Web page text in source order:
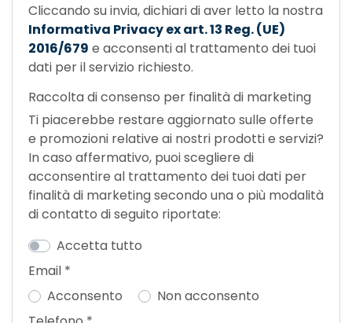
Cliccando su invia, dichiari di aver letto la nostra
Informativa Privacy ex art. 13 Reg. (UE)
2016/679 e acconsenti al trattamento dei tuoi
dati per il servizio richiesto.
Raccolta di consenso per finalità di marketing
Ti piacerebbe restare aggiornato sulle offerte
e promozioni relative ai nostri prodotti e servizi?
In caso affermativo, puoi scegliere di
acconsentire al trattamento dei tuoi dati per
finalità di marketing secondo una o più modalità
di contatto di seguito riportate:
Accetta tutto
Email *
Acconsento
Non acconsento